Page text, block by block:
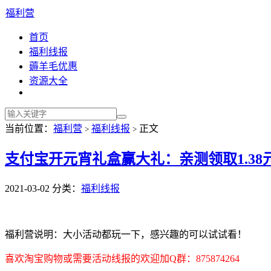
福利营
首页
福利线报
薅羊毛优惠
资源大全
当前位置： 福利营 > 福利线报 > 正文
支付宝开元宵礼盒赢大礼：亲测领取1.38
2021-03-02 分类： 福利线报
福利营说明：大小活动都玩一下，感兴趣的可以试试看！
喜欢淘宝购物或需要活动线报的欢迎加Q群：875874264